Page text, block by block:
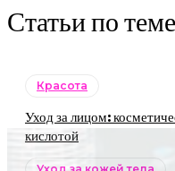
Статьи по теме
Красота
Уход за лицом:
кислотой